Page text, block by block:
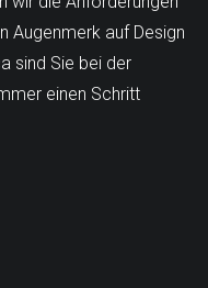
Augenmerk auf Design
sind Sie bei der
einen Schritt